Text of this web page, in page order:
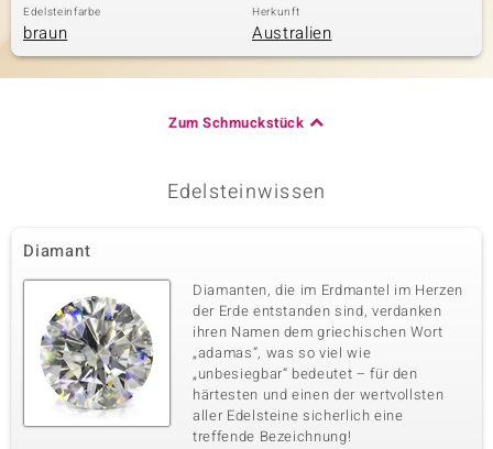
Edelsteinfarbe
braun
Herkunft
Australien
Zum Schmuckstück
Edelsteinwissen
Diamant
Diamanten, die im Erdmantel im Herzen
der Erde entstanden sind, verdanken
ihren Namen dem griechischen Wort
„adamas“, was so viel wie
„unbesiegbar“ bedeutet – für den
härtesten und einen der wertvollsten
aller Edelsteine sicherlich eine
treffende Bezeichnung!